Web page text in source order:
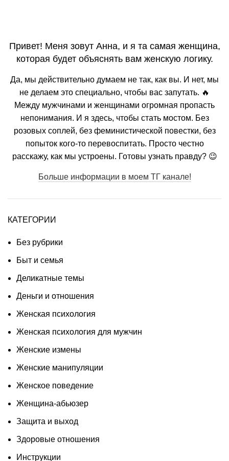
Привет! Меня зовут Анна, и я та самая женщина,
которая будет объяснять вам женскую логику.
Да, мы действительно думаем не так, как вы. И нет, мы
не делаем это специально, чтобы вас запутать. 🔥
Между мужчинами и женщинами огромная пропасть
непонимания. И я здесь, чтобы стать мостом. Без
розовых соплей, без феминистической повестки, без
попыток кого-то перевоспитать. Просто честно
расскажу, как мы устроены. Готовы узнать правду? 😉
Больше информации в моем ТГ канале!
КАТЕГОРИИ
Без рубрики
Быт и семья
Деликатные темы
Деньги и отношения
Женская психология
Женская психология для мужчин
Женские измены
Женские манипуляции
Женское поведение
Женщина-абьюзер
Защита и выход
Здоровые отношения
Инструкции